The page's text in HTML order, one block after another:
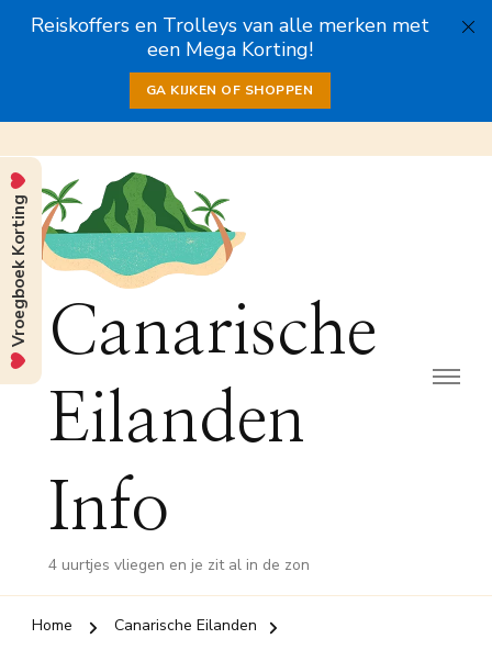
Reiskoffers en Trolleys van alle merken met
een Mega Korting!
GA KIJKEN OF SHOPPEN
Canarische
Eilanden
Info
4 uurtjes vliegen en je zit al in de zon
Home
Canarische Eilanden
Vroegboek Korting